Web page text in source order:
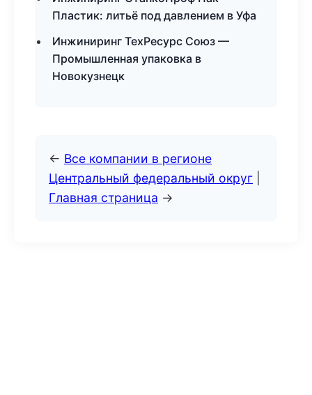
Пластик: литьё под давлением в Уфа
Инжиниринг ТехРесурс Союз —
Промышленная упаковка в
Новокузнецк
← Все компании в регионе
Центральный федеральный округ
Главная страница →